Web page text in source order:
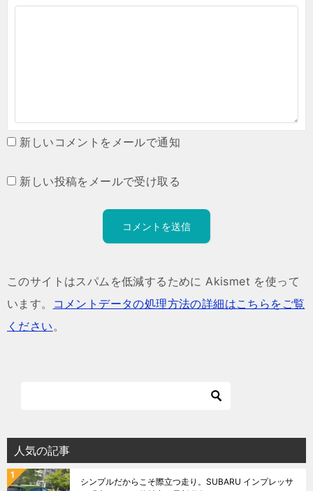
新しいコメントをメールで通知
新しい投稿をメールで受け取る
このサイトはスパムを低減するために Akismet を使って
います。
コメントデータの処理方法の詳細はこちらをご覧
ください。
人気の記事
シンプルだからこそ際立つ走り。SUBARU インプレッサ